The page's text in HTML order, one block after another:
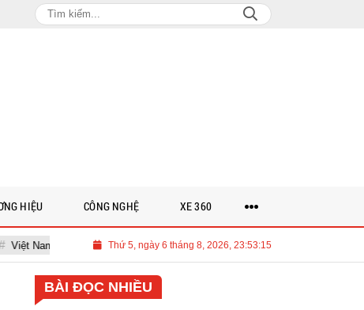
700 tỉ USD cho lộ trình Net Zero đến năm 2050 Thảo luận các giải
Thứ 5, ngày 6 tháng 8, 2026, 23:53:16
HIỆU CÔNG NGHỆ XE 360
BÀI ĐỌC NHIỀU